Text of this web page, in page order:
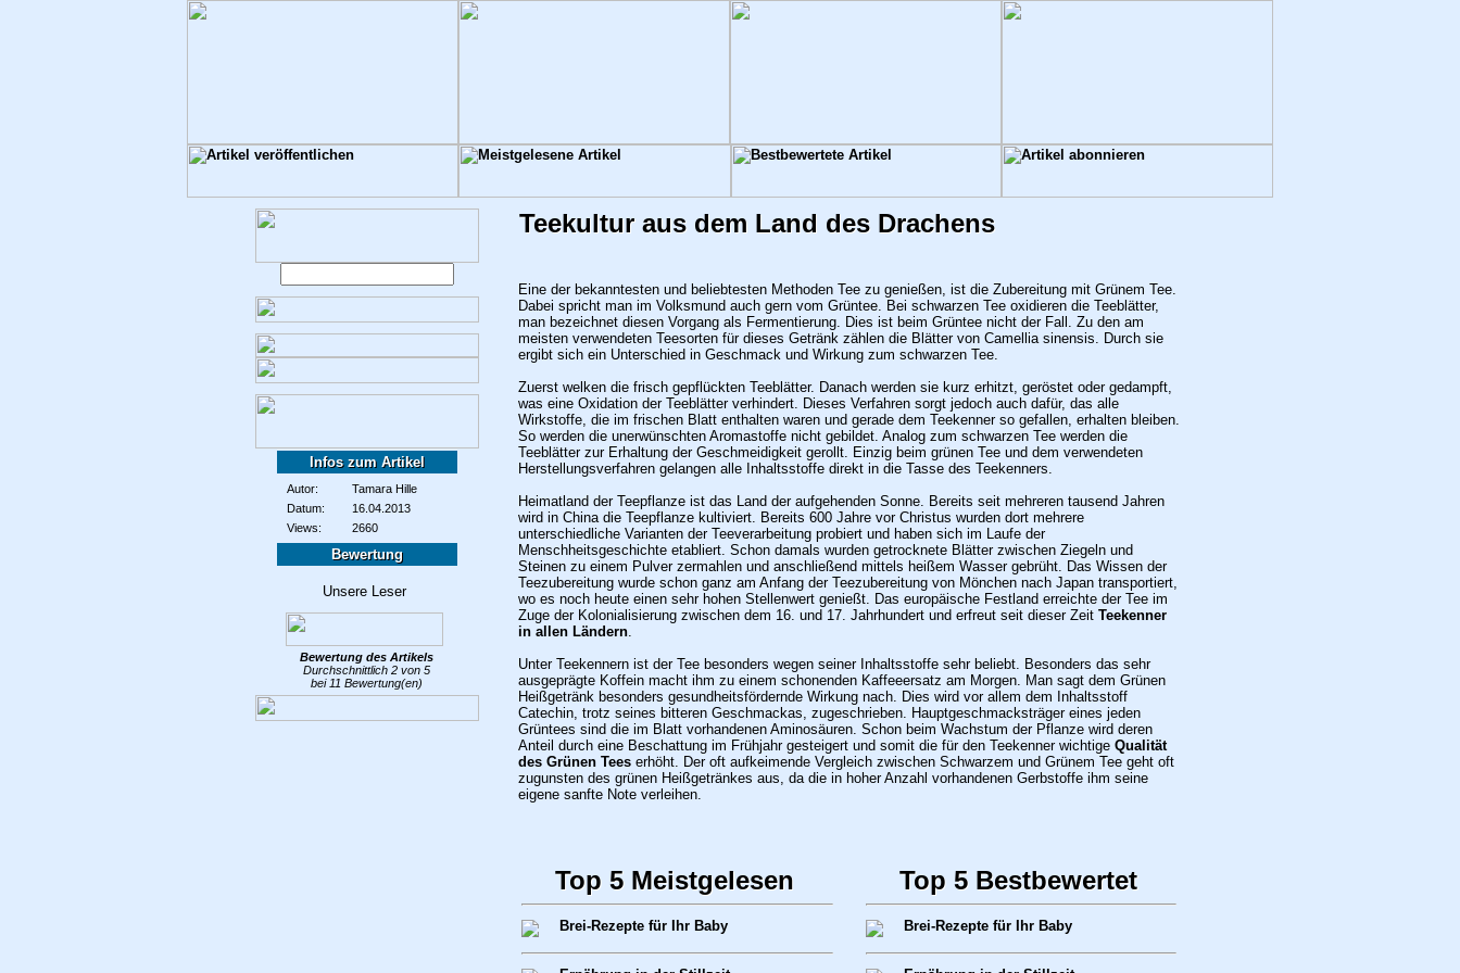
Infos zum Artikel
Autor:
Tamara Hille
Datum:
16.04.2013
Views:
2660
Bewertung
Bewertung des Artikels
Durchschnittlich 2 von 5
bei 11 Bewertung(en)
Teekultur aus dem Land des Drachens
Eine der bekanntesten und beliebtesten Methoden Tee zu genießen, ist die Zubereitung mit Grünem Tee.
Dabei spricht man im Volksmund auch gern vom Grüntee. Bei schwarzen Tee oxidieren die Teeblätter,
man bezeichnet diesen Vorgang als Fermentierung. Dies ist beim Grüntee nicht der Fall. Zu den am
meisten verwendeten Teesorten für dieses Getränk zählen die Blätter von Camellia sinensis. Durch sie
ergibt sich ein Unterschied in Geschmack und Wirkung zum schwarzen Tee.
Zuerst welken die frisch gepflückten Teeblätter. Danach werden sie kurz erhitzt, geröstet oder gedampft,
was eine Oxidation der Teeblätter verhindert. Dieses Verfahren sorgt jedoch auch dafür, das alle
Wirkstoffe, die im frischen Blatt enthalten waren und gerade dem Teekenner so gefallen, erhalten bleiben.
So werden die unerwünschten Aromastoffe nicht gebildet. Analog zum schwarzen Tee werden die
Teeblätter zur Erhaltung der Geschmeidigkeit gerollt. Einzig beim grünen Tee und dem verwendeten
Herstellungsverfahren gelangen alle Inhaltsstoffe direkt in die Tasse des Teekenners.
Heimatland der Teepflanze ist das Land der aufgehenden Sonne. Bereits seit mehreren tausend Jahren
wird in China die Teepflanze kultiviert. Bereits 600 Jahre vor Christus wurden dort mehrere
unterschiedliche Varianten der Teeverarbeitung probiert und haben sich im Laufe der
Menschheitsgeschichte etabliert. Schon damals wurden getrocknete Blätter zwischen Ziegeln und
Steinen zu einem Pulver zermahlen und anschließend mittels heißem Wasser gebrüht. Das Wissen der
Teezubereitung wurde schon ganz am Anfang der Teezubereitung von Mönchen nach Japan transportiert,
wo es noch heute einen sehr hohen Stellenwert genießt. Das europäische Festland erreichte der Tee im
Zuge der Kolonialisierung zwischen dem 16. und 17. Jahrhundert und erfreut seit dieser Zeit Teekenner
in allen Ländern.
Unter Teekennern ist der Tee besonders wegen seiner Inhaltsstoffe sehr beliebt. Besonders das sehr
ausgeprägte Koffein macht ihm zu einem schonenden Kaffeeersatz am Morgen. Man sagt dem Grünen
Heißgetränk besonders gesundheitsfördernde Wirkung nach. Dies wird vor allem dem Inhaltsstoff
Catechin, trotz seines bitteren Geschmackas, zugeschrieben. Hauptgeschmacksträger eines jeden
Grüntees sind die im Blatt vorhandenen Aminosäuren. Schon beim Wachstum der Pflanze wird deren
Anteil durch eine Beschattung im Frühjahr gesteigert und somit die für den Teekenner wichtige Qualität
des Grünen Teeserhöht. Der oft aufkeimende Vergleich zwischen Schwarzem und Grünem Tee geht oft
zugunsten des grünen Heißgetränkes aus, da die in hoher Anzahl vorhandenen Gerbstoffe ihm seine
eigene sanfte Note verleihen.
Top 5 Meistgelesen
Brei-Rezepte für Ihr Baby
Top 5 Bestbewertet
Brei-Rezepte für Ihr Baby